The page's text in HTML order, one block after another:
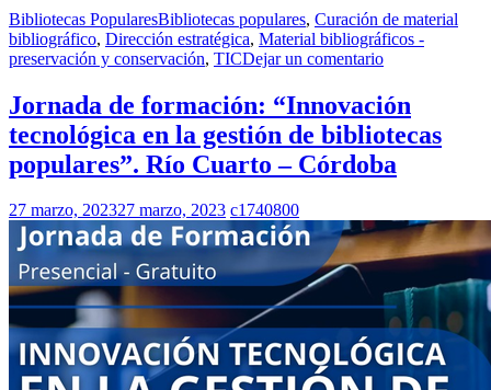
Bibliotecas PopularesBibliotecas populares, Curación de material
bibliográfico, Dirección estratégica, Material bibliográficos -
preservación y conservación, TICDejar un comentario
Jornada de formación: “Innovación
tecnológica en la gestión de bibliotecas
populares”. Río Cuarto – Córdoba
27 marzo, 202327 marzo, 2023 c1740800